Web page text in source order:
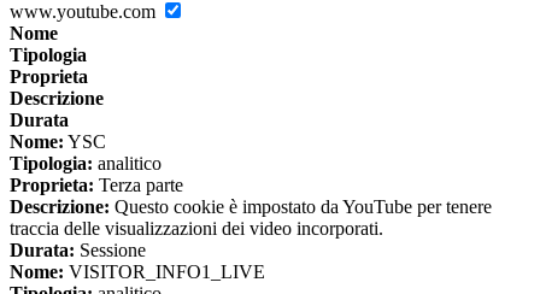
www.youtube.com
Nome
Tipologia
Proprieta
Descrizione
Durata
Nome: YSC
Tipologia: analitico
Proprieta: Terza parte
Descrizione: Questo cookie è impostato da YouTube per tenere
traccia delle visualizzazioni dei video incorporati.
Durata: Sessione
Nome: VISITOR_INFO1_LIVE